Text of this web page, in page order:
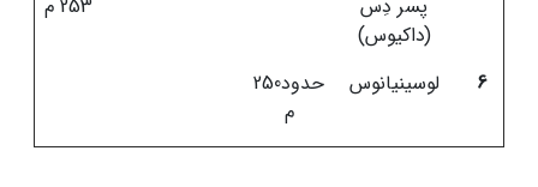
پسر دِس
(داکیوس)
253 م
6 لوسینیانوس
حدود250
م